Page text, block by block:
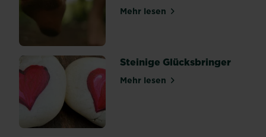
Mehr lesenüber Wandeln auf dem
Steinige Glücksbringer
Mehr lesenüber Steinige Glücksbringer